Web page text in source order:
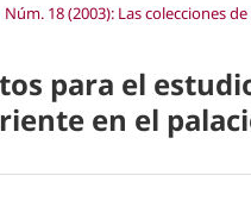
Núm. 18 (2003): Las colecciones
para el
en el